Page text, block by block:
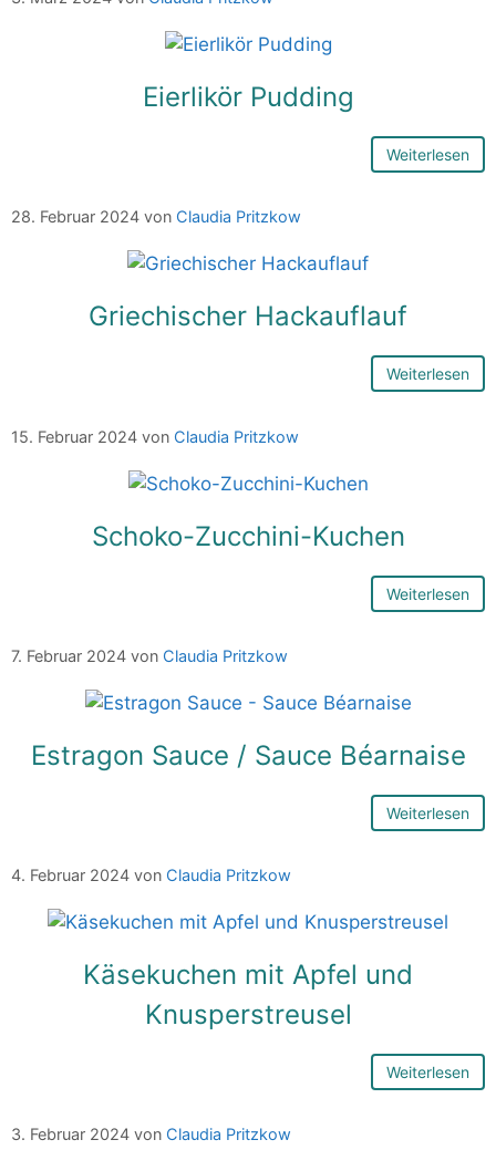
Eierlikör Pudding
Weiterlesen
28. Februar 2024 von Claudia Pritzkow
Griechischer Hackauflauf
Weiterlesen
15. Februar 2024 von Claudia Pritzkow
Schoko-Zucchini-Kuchen
Weiterlesen
7. Februar 2024 von Claudia Pritzkow
Estragon Sauce / Sauce Béarnaise
Weiterlesen
4. Februar 2024 von Claudia Pritzkow
Käsekuchen mit Apfel und
Knusperstreusel
Weiterlesen
3. Februar 2024 von Claudia Pritzkow